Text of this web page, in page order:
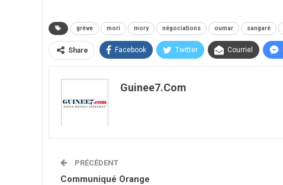
grève mori mory négociations oumar sangaré
Share Facebook Twitter Courriel
Guinee7.com
PRÉCÉDENT
Communiqué Orange